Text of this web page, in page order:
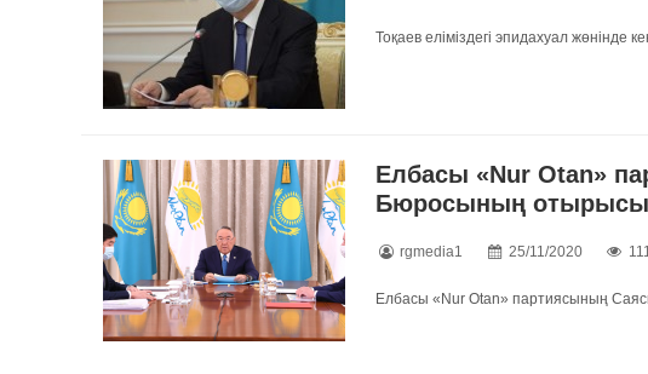
Тоқаев еліміздегі эпидахуал жөнінде
Елбасы «Nur Otan»
Бюросының отырысын
rgmedia1 25/11/2020
Елбасы «Nur Otan» партиясының